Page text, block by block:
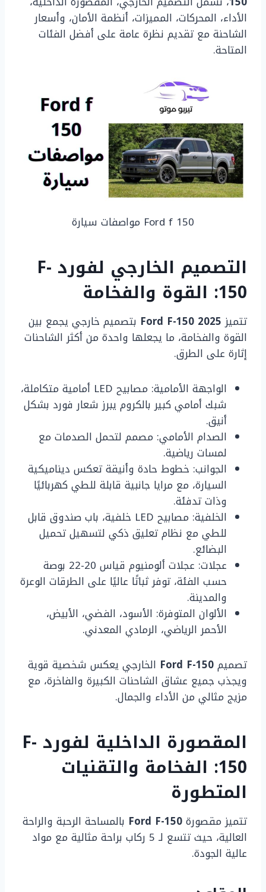
الأداء، المحركات، المميزات، أنظمة الأمان، وأسعار
الشاحنة مع تقديم نظرة عامة على أفضل الفئات
المتاحة.
Ford f 150 مواصفات سيارة
التصميم الخارجي لفورد F-
150: القوة والفخامة
تتميز Ford F-150 2025 بتصميم خارجي يجمع بين
القوة والفخامة، ما يجعلها واحدة من أكثر الشاحنات
إثارة على الطرق.
الواجهة الأمامية: مصابيح LED أمامية متكاملة،
شبك أمامي كبير بالكروم يبرز شعار فورد بشكل
أنيق.
الصدام الأمامي: مصمم لتحمل الصدمات مع
لمسات رياضية.
الجوانب: خطوط حادة وأنيقة تعكس ديناميكية
السيارة، مع مرايا جانبية قابلة للطي كهربائيًا
وذات تدفئة.
الخلفية: مصابيح LED خلفية، باب صندوق قابل
للطي مع نظام تعليق ذكي لتسهيل تحميل
البضائع.
عجلات: عجلات ألومنيوم قياس 20-22 بوصة
حسب الفئة، توفر ثباتًا عاليًا على الطرقات الوعرة
والمدينة.
الألوان المتوفرة: الأسود، الفضي، الأبيض،
الأحمر الرياضي، الرمادي المعدني.
تصميمFord F-150 الخارجي يعكس شخصية قوية
ويجذب جميع عشاق الشاحنات الكبيرة والفاخرة، مع
مزيج مثالي من الأداء والجمال.
المقصورة الداخلية لفورد F-
150: الفخامة والتقنيات
المتطورة
تتميز مقصورةFord F-150 بالمساحة الرحبة والراحة
العالية، حيث تتسع لـ 5 ركاب براحة مثالية مع مواد
عالية الجودة.